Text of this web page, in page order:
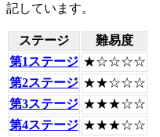
記しています。
ステージ
難易度
第1ステージ ★☆☆☆☆
第2ステージ ★★☆☆☆
第3ステージ ★★★☆☆
第4ステージ ★★★☆☆